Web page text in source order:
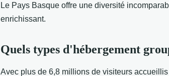
Le Pays Basque offre une diversité
enrichissant.
Quels types d'hébergement
Avec plus de 6,8 millions de visiteurs